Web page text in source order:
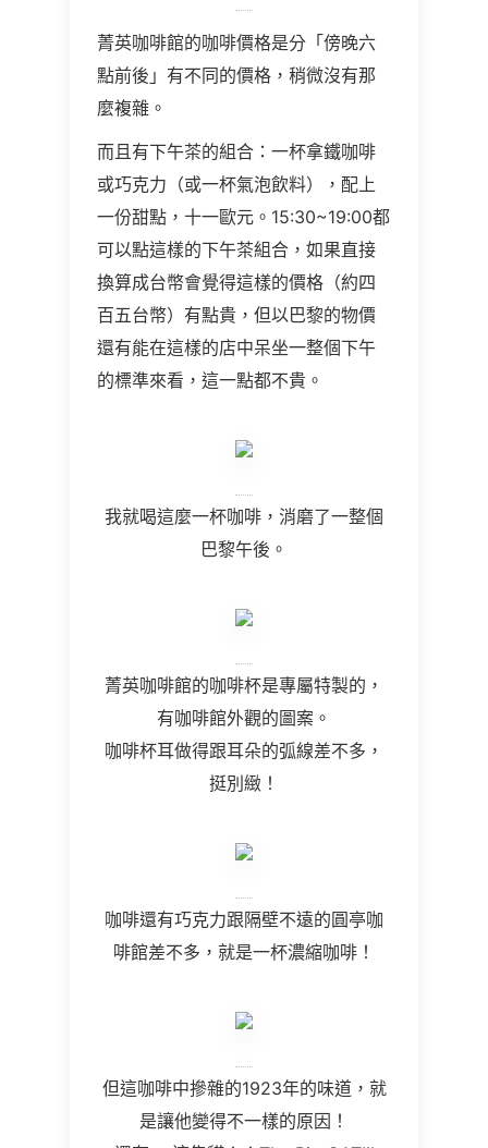
菁英咖啡館的咖啡價格是分「傍晚六
點前後」有不同的價格，稍微沒有那
麼複雜。
而且有下午茶的組合：一杯拿鐵咖啡
或巧克力（或一杯氣泡飲料），配上
一份甜點，十一歐元。15:30~19:00都
可以點這樣的下午茶組合，如果直接
換算成台幣會覺得這樣的價格（約四
百五台幣）有點貴，但以巴黎的物價
還有能在這樣的店中呆坐一整個下午
的標準來看，這一點都不貴。
我就喝這麼一杯咖啡，消磨了一整個
巴黎午後。
菁英咖啡館的咖啡杯是專屬特製的，
有咖啡館外觀的圖案。
咖啡杯耳做得跟耳朵的弧線差不多，
挺別緻！
咖啡還有巧克力跟隔壁不遠的圓亭咖
啡館差不多，就是一杯濃縮咖啡！
但這咖啡中摻雜的1923年的味道，就
是讓他變得不一樣的原因！